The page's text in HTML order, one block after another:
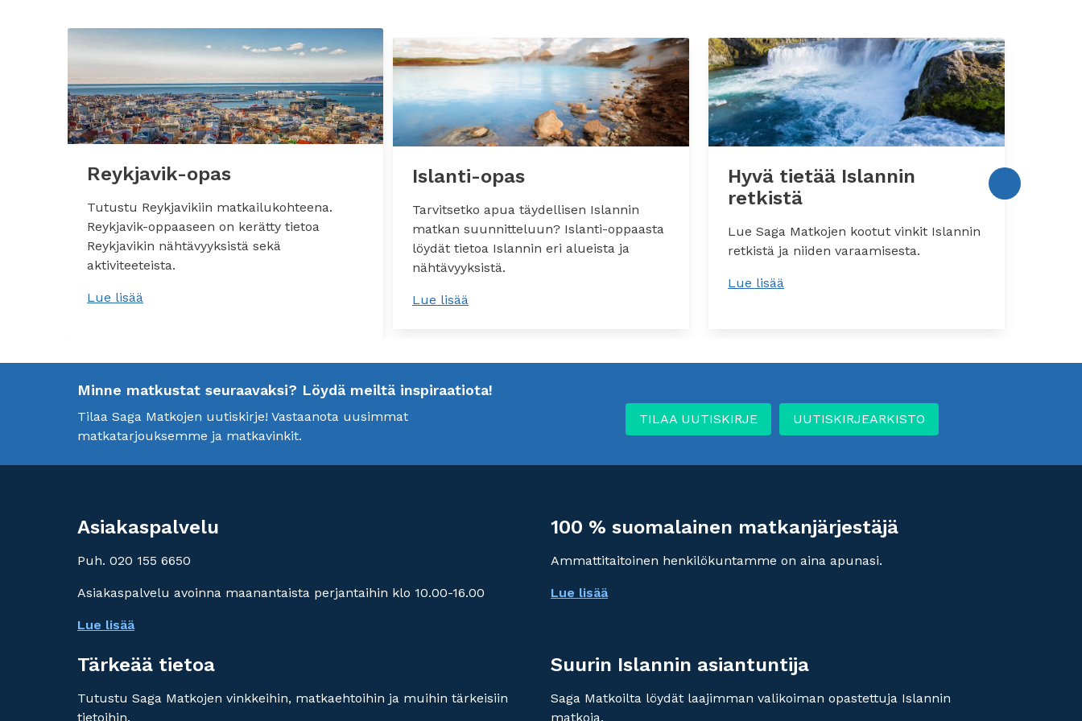
Reykjavik-opas
Tutustu Reykjavikiin matkailukohteena.
Reykjavik-oppaaseen on kerätty tietoa
Reykjavikin nähtävyyksistä sekä
aktiviteeteista.
Lue lisää
Islanti-opas
Tarvitsetko apua täydellisen Islannin
matkan suunnitteluun? Islanti-oppaasta
löydät tietoa Islannin eri alueista ja
nähtävyyksistä.
Lue lisää
Hyvä tietää Islannin
retkistä
Lue Saga Matkojen kootut vinkit Islannin
retkistä ja niiden varaamisesta.
Lue lisää
Minne matkustat seuraavaksi? Löydä meiltä inspiraatiota!
Tilaa Saga Matkojen uutiskirje! Vastaanota uusimmat
matkatarjouksemme ja matkavinkit.
TILAA UUTISKIRJE UUTISKIRJEARKISTO
Asiakaspalvelu
Puh. 020 155 6650
Asiakaspalvelu avoinna maanantaista perjantaihin klo 10.00-16.00
Lue lisää
100 % suomalainen matkanjärjestäjä
Ammattitaitoinen henkilökuntamme on aina apunasi.
Lue lisää
Tärkeää tietoa
Tutustu Saga Matkojen vinkkeihin, matkaehtoihin ja muihin tärkeisiin
tietoihin.
Suurin Islannin asiantuntija
Saga Matkoilta löydät laajimman valikoiman opastettuja Islannin
matkoja.